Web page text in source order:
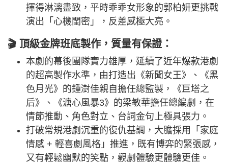
揮得淋漓盡致，平時乖乖女形象的郭柏妍更挑戰
演出「心機閨密」，反差感極大亮。
🎬 頂級金牌班底製作，質量有保證：
本劇的幕後團隊實力雄厚，延續了近年爆款港劇
的超高製作水準，由打造出《新聞女王》、《黑
色月光》的鍾澍佳親自擔任總監製，《巨塔之
后》、《溏心風暴3》的梁敏華擔任總編劇，在
情節推動、角色對立、台詞金句上極具張力。
打破常規港劇沉重的復仇基調，大膽採用「家庭
情感 + 輕喜劇風格」推進，既有博弈的緊張感，
又有輕鬆幽默的笑點，觀劇體驗更體驗更佳。